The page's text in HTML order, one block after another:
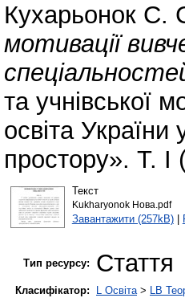
Кухарьонок С.
мотивації
та учнівської
освіта України
простору». Т.
Текст
Kukharyonok Нова.pdf
Завантажити (257kB)|
Тип ресурсу: Стаття
Класифікатор: L Освіта> LB